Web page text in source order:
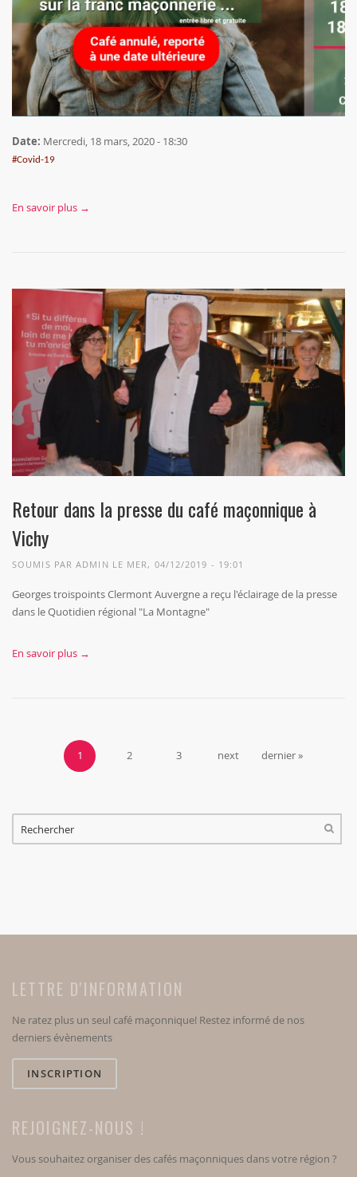
Date: Mercredi, 18 mars, 2020 - 18:30
#Covid-19
En savoir plus →
Retour dans la presse du café maçonnique à
Vichy
SOUMIS PARADMIN LE MER, 04/12/2019 - 19:01
Georges troispoints Clermont Auvergne a reçu l'éclairage de la presse
dans le Quotidien régional "La Montagne"
En savoir plus →
1 2 3 next dernier »
FORMULAIRE DE RECHERCHE
LETTRE D'INFORMATION
Ne ratez plus un seul café maçonnique! Restez informé de nos
derniers évènements
INSCRIPTION
REJOIGNEZ-NOUS !
Vous souhaitez organiser des cafés maçonniques dans votre région ?